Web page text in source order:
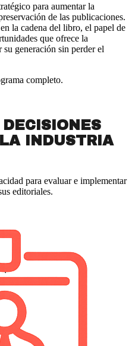
para aumentar la
de las publicaciones.
la cadena del libro, el papel de
que ofrece la
generación sin perder el
completo.
INDUSTRIA
para evaluar e implementar
editoriales.